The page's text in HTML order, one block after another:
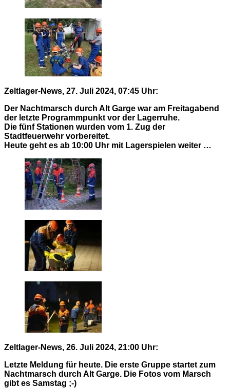
Zeltlager-News, 27. Juli 2024, 07:45 Uhr:
Der Nachtmarsch durch Alt Garge war am Freitagabend
der letzte Programmpunkt vor der Lagerruhe.
Die fünf Stationen wurden vom 1. Zug der
Stadtfeuerwehr vorbereitet.
Heute geht es ab 10:00 Uhr mit Lagerspielen weiter …
Zeltlager-News, 26. Juli 2024, 21:00 Uhr:
Letzte Meldung für heute. Die erste Gruppe startet zum
Nachtmarsch durch Alt Garge. Die Fotos vom Marsch
gibt es Samstag ;-)